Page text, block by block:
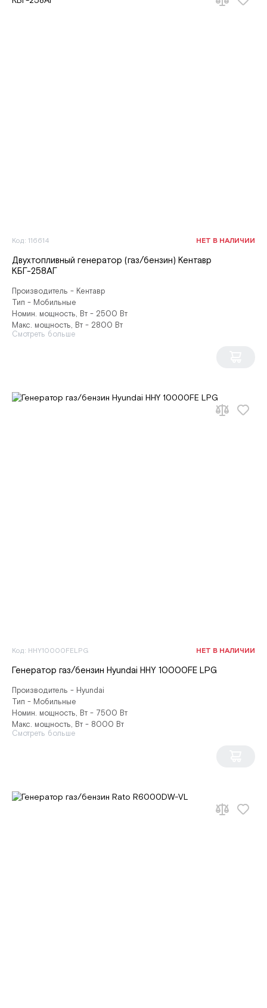
Код: 116614 НЕТ В НАЛИЧИИ
Двухтопливный генератор (газ/бензин) Кентавр
КБГ-258АГ
Производитель - Кентавр
Тип - Мобильные
Номин. мощность, Вт - 2500 Вт
Макс. мощность, Вт - 2800 Вт
Смотреть больше
Код: HHY10000FELPG НЕТ В НАЛИЧИИ
Генератор газ/бензин Hyundai HHY 10000FE LPG
Производитель - Hyundai
Тип - Мобильные
Номин. мощность, Вт - 7500 Вт
Макс. мощность, Вт - 8000 Вт
Смотреть больше